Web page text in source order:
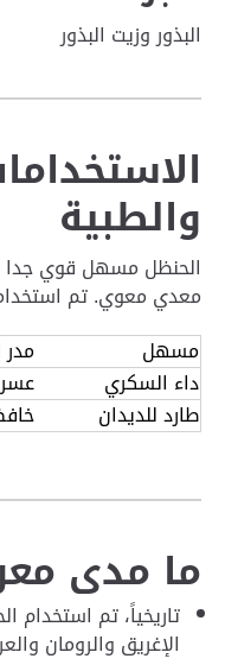
البذور وزيت البذور
والطبية
الحنظل مسهل قوي جدا
معدي معوي. تم
مسهل
مدر
داء السكري
طارد للديدان
ما مدى
تاريخياً، تم
الإغريق والرومان